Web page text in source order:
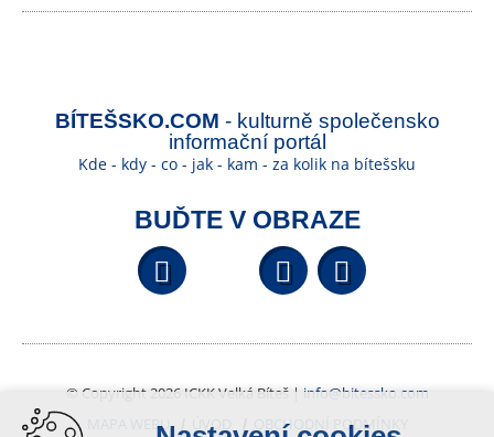
BÍTEŠSKO.COM - kulturně společensko
informační portál
Kde - kdy - co - jak - kam - za kolik na bítešsku
BUĎTE V OBRAZE
Facebook YouTube
© Copyright 2026 ICKK Velká Bíteš | info@bitessko.com
MAPA WEBU
ÚVOD
OBCHODNÍ PODMÍNKY